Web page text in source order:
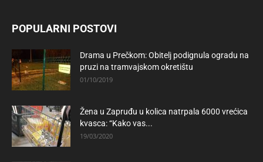
POPULARNI POSTOVI
Drama u Prečkom: Obitelj podignula ogradu na
pruzi na tramvajskom okretištu
01/10/2019
Žena u Zapruđu u kolica natrpala 6000 vrećica
kvasca: “Kako vas...
19/03/2020